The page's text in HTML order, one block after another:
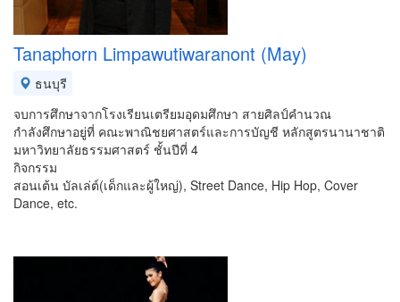
Tanaphorn Limpawutiwaranont (May)
ธนบุรี
จบการศึกษาจากโรงเรียนเตรียมอุดมศึกษา สายศิลป์คำนวณ
กำลังศึกษาอยู่ที่ คณะพาณิชยศาสตร์และการบัญชี หลักสูตรนานาชาติ
มหาวิทยาลัยธรรมศาสตร์ ชั้นปีที่ 4
กิจกรรม
สอนเต้น บัลเล่ต์(เด็กและผู้ใหญ่), Street Dance, Hip Hop, Cover
Dance, etc.